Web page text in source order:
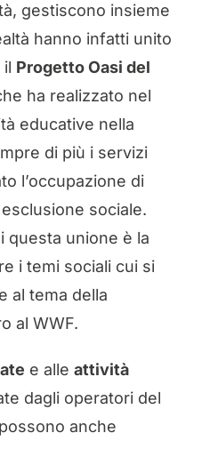
gestiscono insieme
hanno infatti unito
Progetto Oasi del
ha realizzato nel
educative nella
di più i servizi
l’occupazione di
sociale.
questa unione è la
i temi sociali cui si
al tema della
al WWF.
e alle attività
dagli operatori del
anche